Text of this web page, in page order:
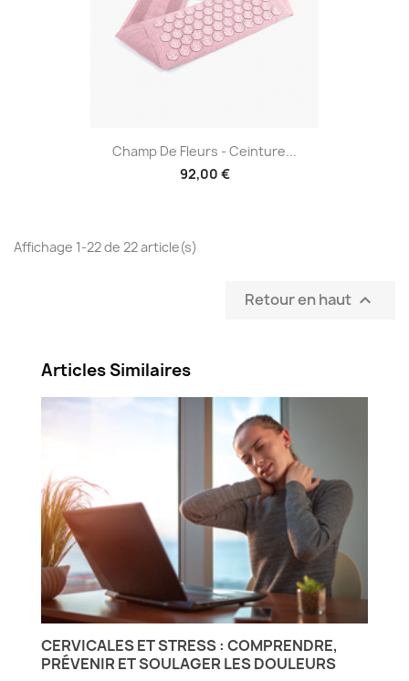
Champ De Fleurs - Ceinture...
92,00 €
Affichage 1-22 de 22 article(s)
Retour en haut 
Articles Similaires
CERVICALES ET STRESS : COMPRENDRE,
PRÉVENIR ET SOULAGER LES DOULEURS